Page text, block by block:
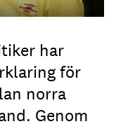
har
för
norra
Genom